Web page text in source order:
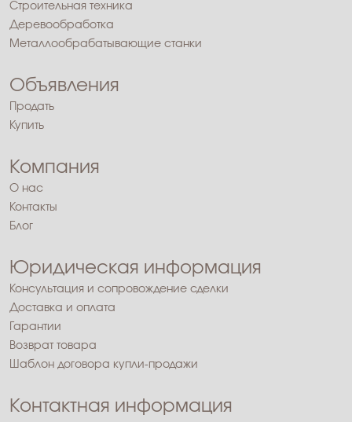
Строительная техника
Деревообработка
Металлообрабатывающие станки
Объявления
Продать
Купить
Компания
О нас
Контакты
Блог
Юридическая информация
Консультация и сопровождение сделки
Доставка и оплата
Гарантии
Возврат товара
Шаблон договора купли-продажи
Контактная информация